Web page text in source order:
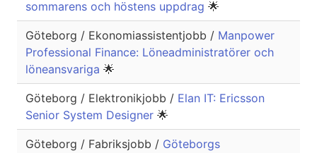
sommarens och höstens uppdrag 🌟
Göteborg / Ekonomiassistentjobb / Manpower
Professional Finance: Löneadministratörer och
löneansvariga 🌟
Göteborg / Elektronikjobb / Elan IT: Ericsson
Senior System Designer 🌟
Göteborg / Fabriksjobb / Göteborgs